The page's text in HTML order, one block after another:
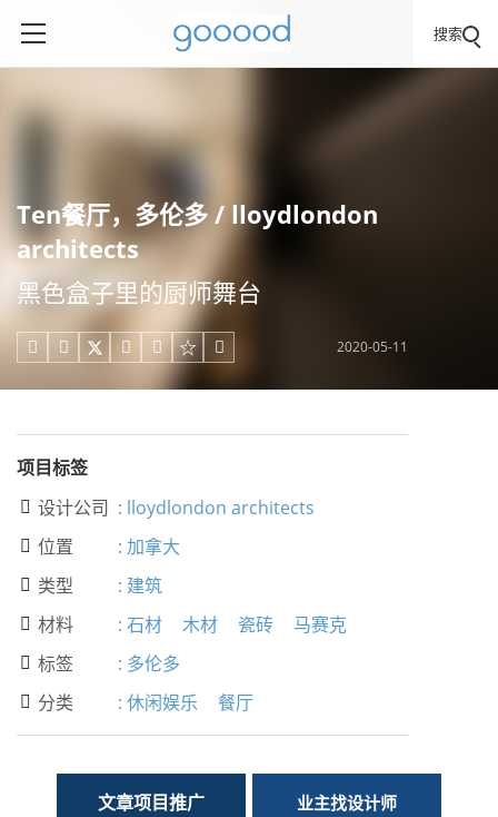
搜索
Ten餐厅，多伦多 / lloydlondon
architects
黑色盒子里的厨师舞台
     2020-05-11
项目标签
 设计公司 : lloydlondon architects
 位置 : 加拿大
 类型 : 建筑
 材料 : 石材 木材 瓷砖 马赛克
 标签 : 多伦多
 分类 : 休闲娱乐 餐厅
文章项目推广 业主找设计师